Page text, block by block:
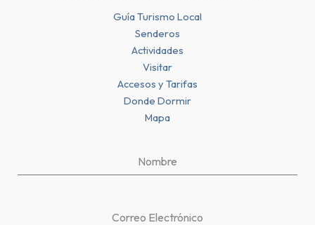
Guía Turismo Local
Senderos
Actividades
Visitar
Accesos y Tarifas
Donde Dormir
Mapa
Nombre
Correo Electrónico